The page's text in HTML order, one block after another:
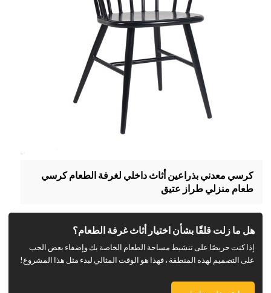
كرسي معدني بذراعين أثاث داخلي لغرفة الطعام كرسي
طعام منزلي طراز عتيق
هل ما زلت قلقًا بشأن اختيار أثاث غرفة الطعام؟
إذا كنت حريصًا على تنشيط مساحة الطعام الخاصة بك وإضفاء بعض الحب
على التصميم لهذه المنطقة ، فهذا هو الوقت المثالي لبدء مثل هذا المشروع!